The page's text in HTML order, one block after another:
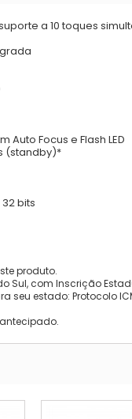
suporte a 10 toques
Auto Focus e Flash LED
(standby)*
bits
produto.
Sul, com Inscrição
estado: Protocolo